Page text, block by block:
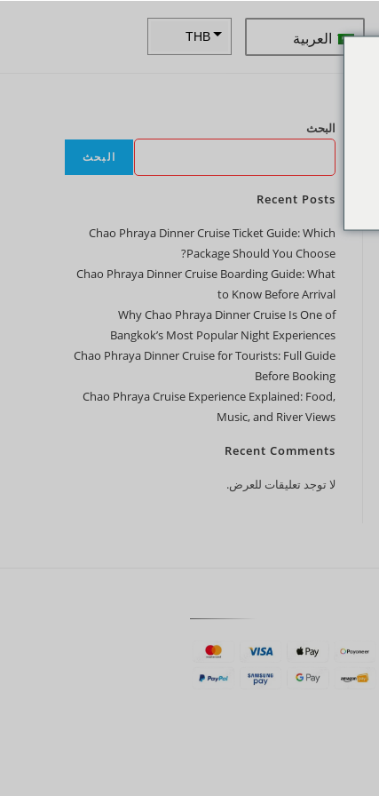
العربية THB
EUR
INR
GBP
DKK
HKD
SGD
البحث
البحث
Recent Posts
Chao Phraya Dinner Cruise Ticket Guide: Which
Package Should You Choose?
Chao Phraya Dinner Cruise Boarding Guide: What
to Know Before Arrival
Why Chao Phraya Dinner Cruise Is One of
Bangkok’s Most Popular Night Experiences
Chao Phraya Dinner Cruise for Tourists: Full Guide
Before Booking
Chao Phraya Cruise Experience Explained: Food,
Music, and River Views
Recent Comments
لا توجد تعليقات للعرض.